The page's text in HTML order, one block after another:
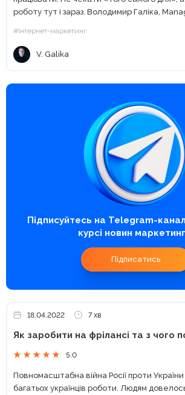
роботу тут і зараз. Володимир Галіка, Managing Partner в
#Інтернет-маркетинг
V. Galika
Підписуйтесь на Telegram-
курсі новин
Підписатись
18.04.2022 7 хв
Як заробити на фрілансі та з чого
5.0
Повномасштабна війна Росії проти
багатьох українців роботи. Людям